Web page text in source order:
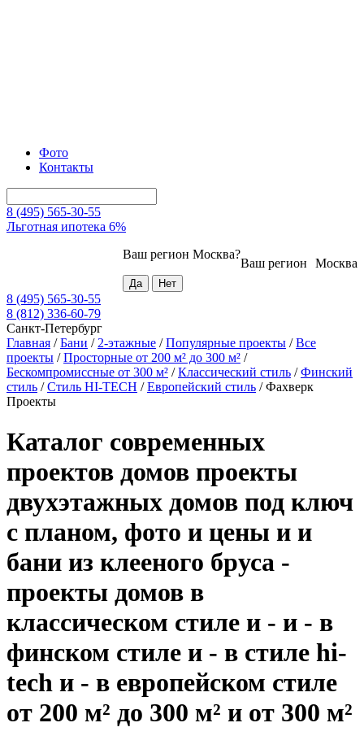
Фото
Контакты
8 (495) 565-30-55
Льготная ипотека 6%
Москва
Ваш регион
Ваш регион Москва?
8 (495) 565-30-55
8 (812) 336-60-79
Санкт-Петербург
Главная /Бани / 2-этажные /Популярные проекты /Все
проекты /Просторные от 200 м² до 300 м² /
Бескомпромиссные от 300 м² /Классический стиль /Финский
стиль /Стиль HI-TECH /Европейский стиль /Фахверк
Проекты
Каталог современных
проектов домов проекты
двухэтажных домов под ключ
с планом, фото и цены и и
бани из клееного бруса -
проекты домов в
классическом стиле и - и - в
финском стиле и - в стиле hi-
tech и - в европейском стиле
от 200 м² до 300 м² и от 300 м²